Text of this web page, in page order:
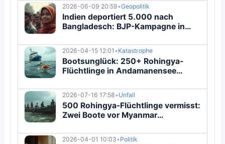
2026-06-09 20:59•Geopolitik
Indien deportiert 5.000 nach
Bangladesch: BJP-Kampagne in
2026-04-15 12:01 • Katastrophe
Bootsunglück: 250+ Rohingya-
Flüchtlinge in Andamanensee
2026-07-16 17:58• Unfall
500 Rohingya-Flüchtlinge vermisst:
Zwei Boote vor Myanmar
2026-04-01 10:03• Politik